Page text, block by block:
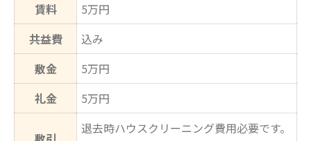
賃料
5万円
共益費
込み
敷金
5万円
礼金
5万円
退去時ハウスクリーニング費用必要です。